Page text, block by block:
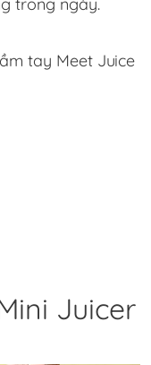
trong ngày.
tay Meet Juice
Juicer